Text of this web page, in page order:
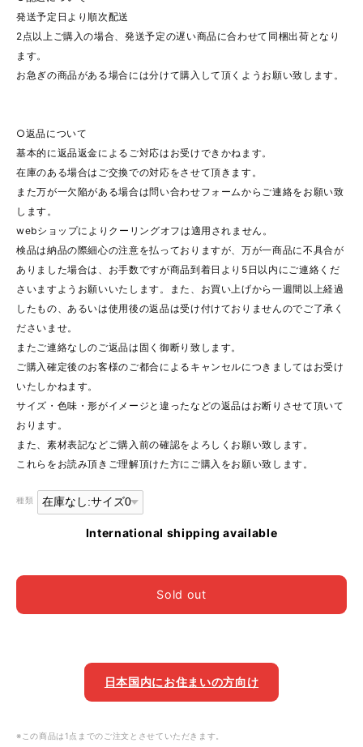
発送予定日より順次配送
2点以上ご購入の場合、発送予定の遅い商品に合わせて同梱出荷となり
ます。
お急ぎの商品がある場合には分けて購入して頂くようお願い致します。
○返品について
基本的に返品返金によるご対応はお受けできかねます。
在庫のある場合はご交換での対応をさせて頂きます。
また万が一欠陥がある場合は問い合わせフォームからご連絡をお願い致
します。
webショップによりクーリングオフは適用されません。
検品は納品の際細心の注意を払っておりますが、万が一商品に不具合が
ありました場合は、お手数ですが商品到着日より5日以内にご連絡くだ
さいますようお願いいたします。また、お買い上げから一週間以上経過
したもの、あるいは使用後の返品は受け付けておりませんのでご了承く
ださいませ。
またご連絡なしのご返品は固く御断り致します。
ご購入確定後のお客様のご都合によるキャンセルにつきましてはお受け
いたしかねます。
サイズ・色味・形がイメージと違ったなどの返品はお断りさせて頂いて
おります。
また、素材表記などご購入前の確認をよろしくお願い致します。
これらをお読み頂きご理解頂けた方にご購入をお願い致します。
種類
International shipping available
Sold out
日本国内にお住まいの方向け
※この商品は1点までのご注文とさせていただきます。